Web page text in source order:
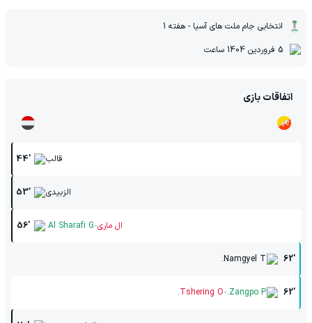
انتخابی جام ملت های آسیا - هفته 1
5 فروردين 1404
ساعت
اتفاقات بازی
44' قالب
53' الزبیدی
56' Al Sharafi G.-ال ماری
62'
Namgyel T.
62'
Zangpo P.
-
Tshering O.